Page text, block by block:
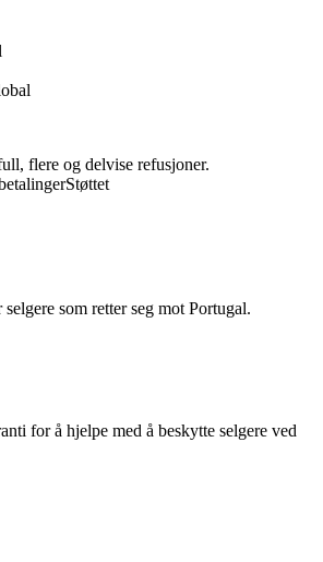
flere og delvise refusjoner.
Støttet
som retter seg mot Portugal.
for å hjelpe med å beskytte selgere ved